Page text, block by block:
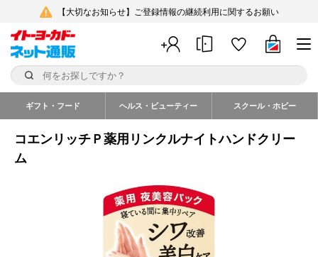
【大切なお知らせ】ご登録情報の継続利用に関するお願い
ギフト・フード ヘルス・ビューティー スクール・ホビー
コエンリッチＰ薬用リンクルナイトハンドクリー
ム